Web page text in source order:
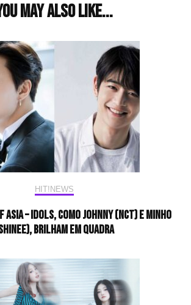
may also like...
HIT!NEWS
Asia – Idols, como Johnny (NCT) e Minho
brilham em quadra